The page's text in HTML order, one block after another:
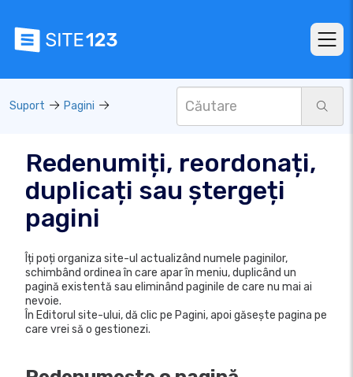
Suport Pagini
Redenumiți, reordonați,
duplicați sau ștergeți
pagini
Îți poți organiza site-ul actualizând numele paginilor,
schimbând ordinea în care apar în meniu, duplicând un
pagină existentă sau eliminând paginile de care nu mai ai
nevoie.
În Editorul site-ului, dă clic pe Pagini, apoi găsește pagina pe
care vrei să o gestionezi.